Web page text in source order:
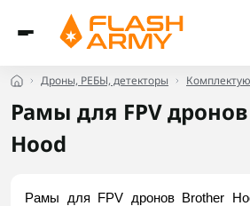
Дроны, РЕБЫ, детекторы
Рамы для FPV
Hood
Рамы для FPV дронов Brother